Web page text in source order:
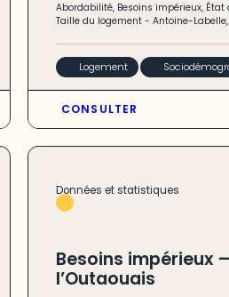
Abordabilité, Besoins impérieux, État
Taille du logement- Antoine-Labelle,
Logement
CONSULTER
Données et statistiques
Besoins impérieux
l’Outaouais